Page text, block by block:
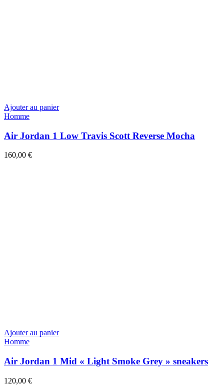
Ajouter au panier
Homme
Air Jordan 1 Low Travis Scott Reverse Mocha
160,00 €
Ajouter au panier
Homme
Air Jordan 1 Mid « Light Smoke Grey » sneakers
120,00 €